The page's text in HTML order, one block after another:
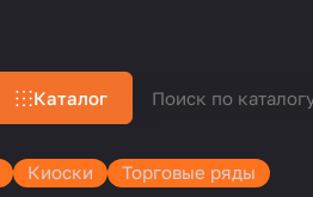
Каталог
Киоски Торговые ряды